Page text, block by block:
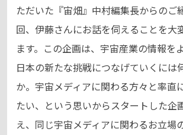
ただいた『宙畑』中村編集長からのご
回、伊藤さんにお話を伺えることを大
ます。この企画は、宇宙産業の情報を
日本の新たな挑戦につなげていくには
か。宇宙メディアに関わる方々と率直
たい、という思いからスタートした企
え、同じ宇宙メディアに関わるお立場